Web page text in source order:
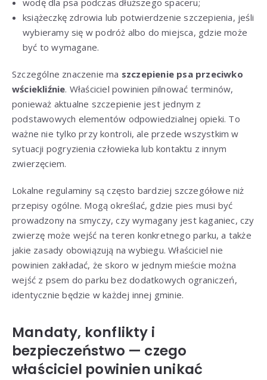
książeczkę zdrowia lub potwierdzenie szczepienia, jeśli
wybieramy się w podróż albo do miejsca, gdzie może
być to wymagane.
Szczególne znaczenie ma szczepienie psa przeciwko
wściekliźnie. Właściciel powinien pilnować terminów,
ponieważ aktualne szczepienie jest jednym z
podstawowych elementów odpowiedzialnej opieki. To
ważne nie tylko przy kontroli, ale przede wszystkim w
sytuacji pogryzienia człowieka lub kontaktu z innym
zwierzęciem.
Lokalne regulaminy są często bardziej szczegółowe niż
przepisy ogólne. Mogą określać, gdzie pies musi być
prowadzony na smyczy, czy wymagany jest kaganiec, czy
zwierzę może wejść na teren konkretnego parku, a także
jakie zasady obowiązują na wybiegu. Właściciel nie
powinien zakładać, że skoro w jednym mieście można
wejść z psem do parku bez dodatkowych ograniczeń,
identycznie będzie w każdej innej gminie.
Mandaty, konflikty i
bezpieczeństwo — czego
właściciel powinien unikać